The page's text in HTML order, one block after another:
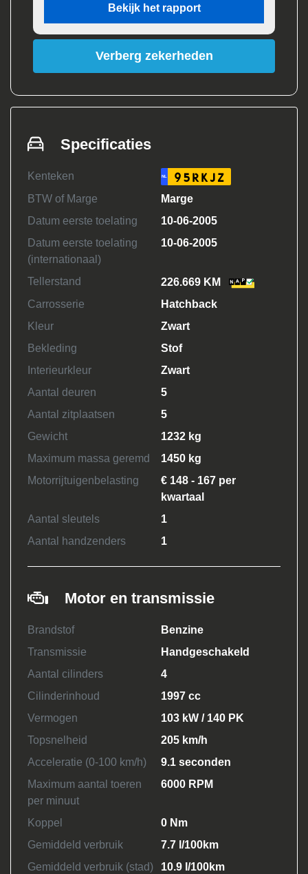
Bekijk het rapport
Verberg zekerheden
Specificaties
Kenteken NL 95RKJZ
BTW of Marge
Marge
Datum eerste toelating
10-06-2005
Datum eerste toelating
(internationaal)
10-06-2005
Tellerstand
226.669 KM
Carrosserie
Hatchback
Kleur
Zwart
Bekleding
Stof
Interieurkleur
Zwart
Aantal deuren
5
Aantal zitplaatsen
5
Gewicht
1232 kg
Maximum massa geremd
1450 kg
Motorrijtuigenbelasting
€ 148 - 167 per
kwartaal
Aantal sleutels
1
Aantal handzenders
1
Motor en transmissie
Brandstof
Benzine
Transmissie
Handgeschakeld
Aantal cilinders
4
Cilinderinhoud
1997 cc
Vermogen
103 kW / 140 PK
Topsnelheid
205 km/h
Acceleratie (0-100 km/h)
9.1 seconden
Maximum aantal toeren
per minuut
6000 RPM
Koppel
0 Nm
Gemiddeld verbruik
7.7 l/100km
Gemiddeld verbruik (stad)
10.9 l/100km